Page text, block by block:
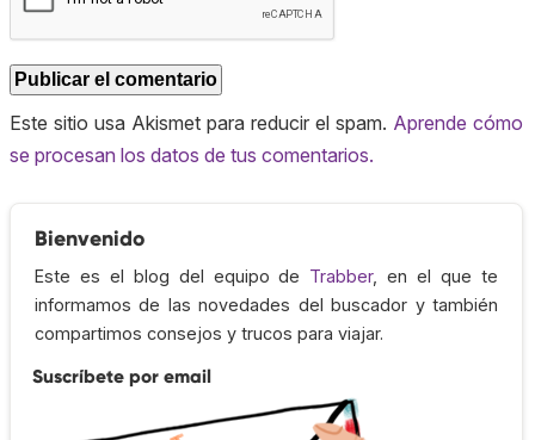
Este sitio usa Akismet para reducir el spam. Aprende cómo
se procesan los datos de tus comentarios.
Bienvenido
Este es el blog del equipo de Trabber, en el que te
informamos de las novedades del buscador y también
compartimos consejos y trucos para viajar.
Suscríbete por email